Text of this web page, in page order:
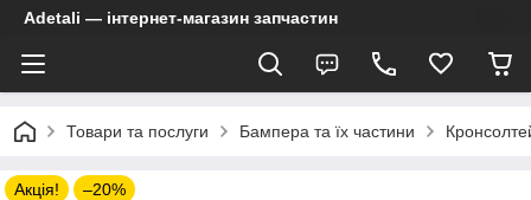
Adetali — інтернет-магазин запчастин
Товари та послуги Бампера та їх частини
Акція! –20%